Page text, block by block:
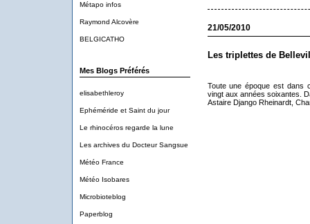
Métapo infos
Raymond Alcovère
BELGICATHO
Mes Blogs Préférés
elisabethleroy
Ephéméride et Saint du jour
Le rhinocéros regarde la lune
Les archives du Docteur Sangsue
Météo France
Météo Isobares
Microbioteblog
Paperblog
21/05/2010
Les triplettes de
Toute une époque est dans
vingt aux années soixantes.
Astaire Django Rheinardt,